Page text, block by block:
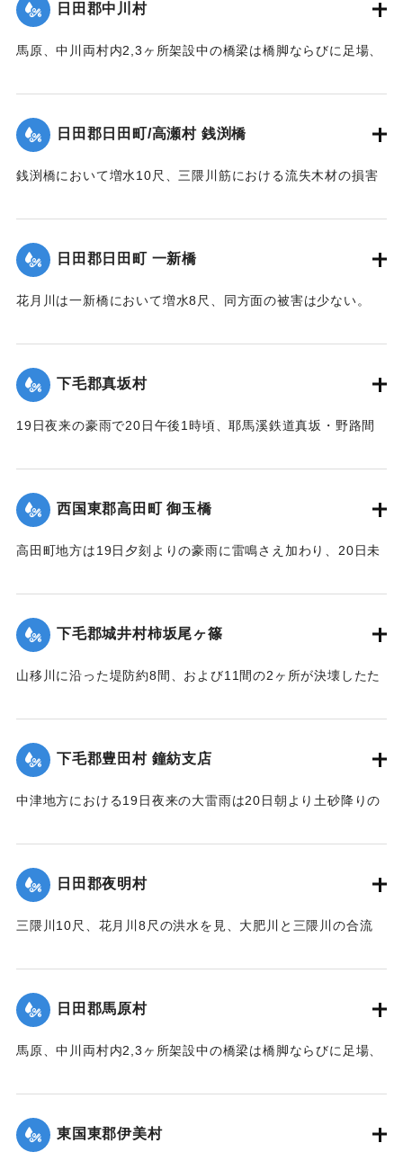
｜固有コード:
日田郡中川村
馬原、中川両村内2,3ヶ所架設中の橋梁は橋脚ならびに足場、
通が途絶、詳細を知ることができない。
【出典：大分新聞 大正12年6月22日 朝刊7面】
｜固有コード: 00275059
日田郡日田町/高瀬村 銭渕橋
銭渕橋において増水10尺、三隈川筋における流失木材の損害
｜固有コード:
日田郡日田町 一新橋
花月川は一新橋において増水8尺、同方面の被害は少ない。
｜固有コード:00275061
下毛郡真坂村
19日夜来の豪雨で20日午後1時頃、耶馬溪鉄道真坂・野路間
結果、ただちに復旧した。
【出典：大分新聞 大正12年6月22日 朝刊7面】
｜固有コード: 00275062
西国東郡高田町 御玉橋
高田町地方は19日夕刻よりの豪雨に雷鳴さえ加わり、20日未
まずについに桂川は近々30分間くらいの間に、1丈4尺以上の
増水を見るにいたり、橋の架設工事で使用中の機械および小
舟が流失したのをはじめとして沿岸に積載ていた石炭、石
【出典：大分新聞 大正12年6月22日 朝刊7面、6月23日朝刊4
面】
｜固有コード:00275063
下毛郡城井村柿坂尾ヶ篠
山移川に沿った堤防約8間、および11間の2ヶ所が決壊したた
になった。
住民所有の木材、セメント（価格約800円）を流失した。
【出典：大分新聞 大正12年6月22日 朝刊4面、朝刊7面】
下毛郡豊田村 鐘紡支店
中津地方における19日夜来の大雷雨は20日朝より土砂降りの
た。これと同時に中津市外豊田村鐘紡支店付近一帯はほとん
ど泥の海と化し、浸水家屋200戸以上に達し、活動常設賓館付
近数十戸は濁流のため、床下を洗われ刻々危険の状態となっ
防組合はほとんど全部出動して万一を警戒し、非常な混雑を
宵警戒を続けた。21日は朝から小雨模様で一様に愁眉を開い
たが、下毛郡平坦部では大部分田植えしていないため、苗代
の被害はほとんどなかった。
｜固有コード:
日田郡夜明村
三隈川10尺、花月川8尺の洪水を見、大肥川と三隈川の合流
た。
【出典：大分新聞 大正12年6月22日 朝刊7面】
｜固有コード:00275057
日田郡馬原村
馬原、中川両村内2,3ヶ所架設中の橋梁は橋脚ならびに足場、
通が途絶、詳細を知ることができない。
【出典：大分新聞 大正12年6月22日 朝刊7面】
東国東郡伊美村